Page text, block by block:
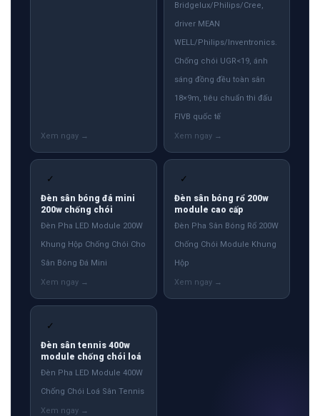
Bridgelux/Philips/Cree,
driver MEAN
WELL/Philips/Inventronics.
Chống chói UGR<19, ánh
sáng đồng đều toàn sân
18×9m, tiêu chuẩn thi đấu
FIVB quốc tế
✓
Đèn sân bóng đá mini
200w chống chói
Đèn Pha LED Module 200W
Khung Hộp Chống Chói Cho
Sân Bóng Đá Mini
✓
Đèn sân bóng rổ 200w
module cao cấp
Đèn Pha Sân Bóng Rổ 200W
Chống Chói Module Khung
Hộp
✓
Đèn sân tennis 400w
module chống chói loá
Đèn Pha LED Module 400W
Chống Chói Loá Sân Tennis